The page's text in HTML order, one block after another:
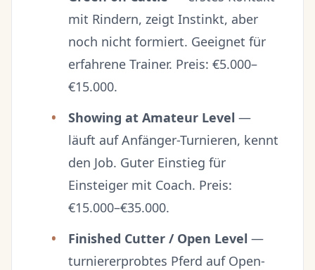
mit Rindern, zeigt Instinkt, aber
noch nicht formiert. Geeignet für
erfahrene Trainer. Preis: €5.000–
€15.000.
Showing at Amateur Level —
läuft auf Anfänger-Turnieren, kennt
den Job. Guter Einstieg für
Einsteiger mit Coach. Preis:
€15.000–€35.000.
Finished Cutter / Open Level —
turniererprobtes Pferd auf Open-